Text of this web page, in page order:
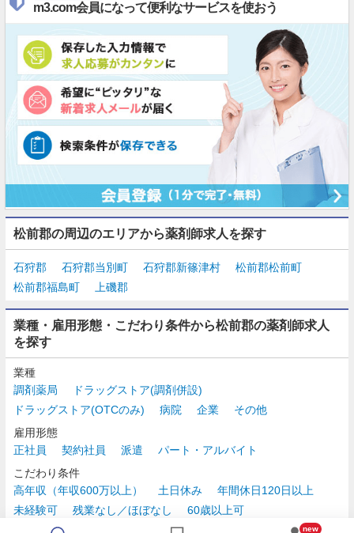
m3.com会員になって便利なサービスを使おう
松前郡の周辺のエリアから薬剤師求人を探す
石狩郡 石狩郡当別町 石狩郡新篠津村
松前郡松前町
松前郡福島町
上磯郡
業種・雇用形態・こだわり条件から松前郡の薬剤師求人
を探す
業種
調剤薬局
ドラッグストア(調剤併設)
ドラッグストア(OTCのみ)
病院 企業
その他
雇用形態
正社員
契約社員 派遣
パート・アルバイト
こだわり条件
高年収（年収600万以上）
土日休み
年間休日120日以上
未経験可
残業なし／ほぼなし
60歳以上可
時給2,500円以上
new